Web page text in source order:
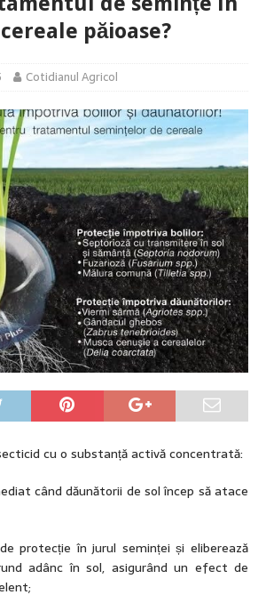
păioase?
Cotidianul Agricol
cu o substanță activă concentrată:
când dăunătorii de sol încep să atace
protecție în jurul seminței și eliberează
adânc în sol, asigurând un efect de